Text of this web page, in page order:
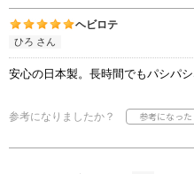
ヘビロテ
ひろ さん
安心の日本製。長時間でもパシパ
参考になりましたか？